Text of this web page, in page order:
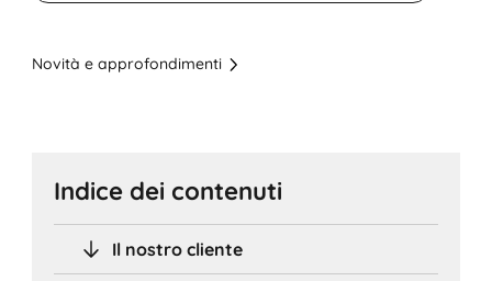
Novità e approfondimenti
Indice dei contenuti
Il nostro cliente